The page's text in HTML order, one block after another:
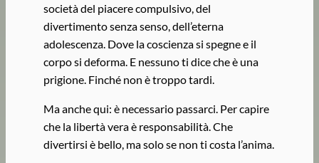
società del piacere compulsivo, del
divertimento senza senso, dell’eterna
adolescenza. Dove la coscienza si spegne e il
corpo si deforma. E nessuno ti dice che è una
prigione. Finché non è troppo tardi.
Ma anche qui: è necessario passarci. Per capire
che la libertà vera è responsabilità. Che
divertirsi è bello, ma solo se non ti costa l’anima.